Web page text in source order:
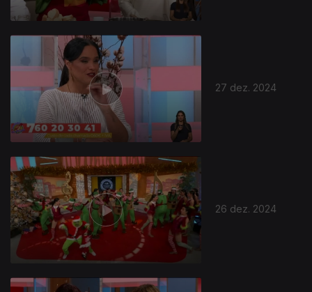
27 dez. 2024
26 dez. 2024